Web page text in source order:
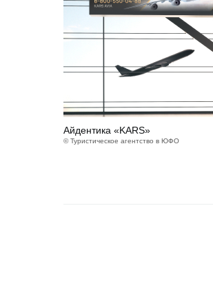
Айдентика «KARS»
© Туристическое агентство в ЮФО